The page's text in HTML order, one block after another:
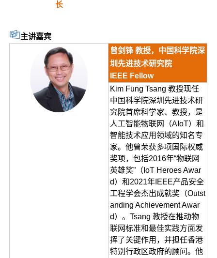
长
主讲嘉宾
曾剑锋 教授，中国科学院深
圳先进技术研究院
IEEE Fellow
Kim Fung Tsang 教授现任
中国科学院深圳先进技术研
究院首席科学家、教授，是
人工智能物联网（AIoT）和
智能技术应用领域的知名专
家。他曾荣获多项国际权威
奖项，包括2016年“物联网
英雄奖”（IoT Heroes Awar
d）和2021年IEEE产品安全
工程学会杰出成就奖（Outst
anding Achievement Awar
d）。Tsang 教授在推动物
联网标准和最佳实践方面发
挥了关键作用，并担任香港
特别行政区政府的顾问。他